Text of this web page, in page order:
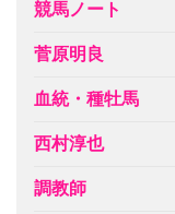
競馬ノート
菅原明良
血統・種牡馬
西村淳也
調教師